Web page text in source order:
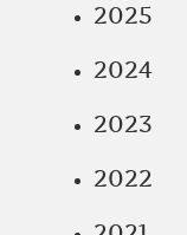
2025
2024
2023
2022